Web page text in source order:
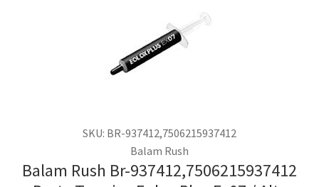
SKU: BR-937412,7506215937412
Balam Rush
Balam Rush Br-937412,7506215937412